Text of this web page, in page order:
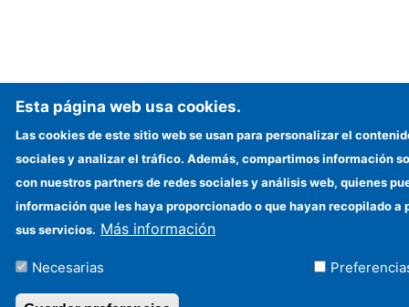
Esta página web usa cookies.
Las cookies de este sitio web se usan para personalizar el
sociales y analizar el tráfico. Además, compartimos información
con nuestros partners de redes sociales y análisis web, quienes
información que les haya proporcionado o que hayan recopilado a
sus servicios. Más información
Necesarias